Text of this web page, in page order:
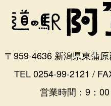
〒959-4636 新潟県東蒲
TEL 0254-99-2121 /
営業時間：9：